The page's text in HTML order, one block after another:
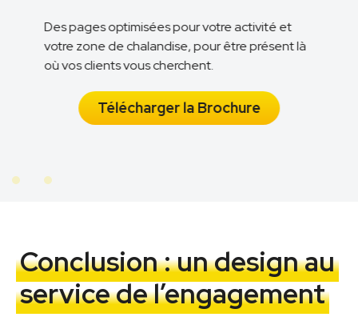
Des pages optimisées pour votre activité et
votre zone de chalandise, pour être présent là
où vos clients vous cherchent.
Télécharger la Brochure
Conclusion : un design au
service de l’engagement